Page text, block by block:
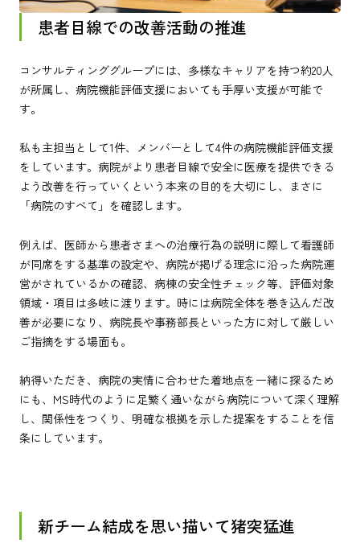
患者目線での改善活動の推進
コンサルティンググループには、多様なキャリアを持つ約20人
が所属し、病院機能評価支援においても手厚い支援が可能で
す。
私も主担当として1件、メンバーとして4件の病院機能評価支援
をしています。病院がより患者目線で安全に医療を提供できる
よう改善を行っていくという本来の目的を大切にし、まさに
「病院のすべて」を確認します。
例えば、医師から患者さまへの治療行為の説明に際して看護師
が同席をする基準の設定や、病院が掲げる理念に沿った病院運
営がされているかの確認、病棟の安全性チェック等、評価対象
領域・項目は多岐に渡ります。時には病院全体を巻き込んだ改
善が必要になり、病院長や事務部長といった方に対して厳しい
ご指摘をする場面も。
納得いただき、病院の実情に合わせた着地点を一緒に探るため
にも、MS時代のように足繁く通いながら病院について深く理解
し、関係性をつくり、明確な根拠を示した提案をすることを信
条にしています。
新チーム結成を思い描いて猪突猛進